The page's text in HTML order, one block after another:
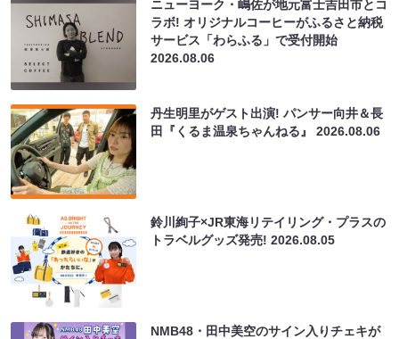
ニューヨーク・嶋佐が地元富士吉田市とコ
ラボ! オリジナルコーヒーがふるさと納税
サービス「わらふる」で受付開始
2026.08.06
丹生明里がゲスト出演! パンサー向井＆長
田『くるま温泉ちゃんねる』2026.08.06
鈴川絢子×JR東海リテイリング・プラスの
トラベルグッズ発売!2026.08.05
NMB48・田中美空のサイン入りチェキが